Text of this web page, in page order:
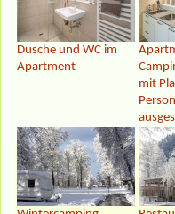
Dusche und WC im
Apartment
mit